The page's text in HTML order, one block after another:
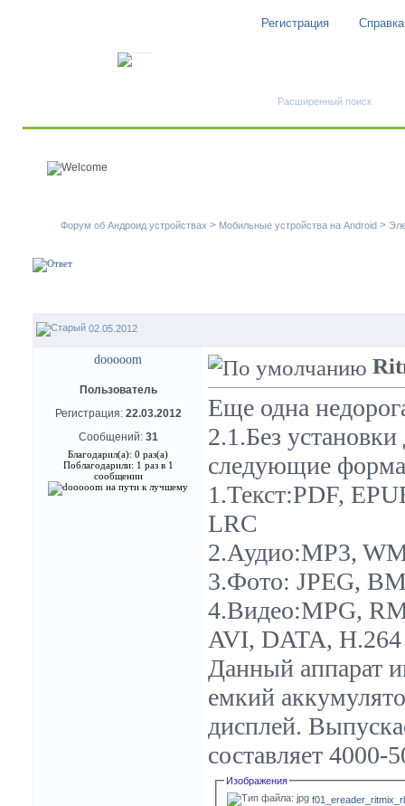
Регистрация Справка
Расширенный поиск
Форум об Андроид устройствах > Мобильные устройства на Android >
02.05.2012
dooooom
Пользователь
Регистрация: 22.03.2012
Сообщений: 31
Благодарил(а): 0 раз(а)
Поблагодарили: 1 раз в 1
сообщении
Еще одна
2.1.Без
следующие
1.Текст:PDF,
LRC
2.Аудио:MP3,
3.Фото: JPEG,
4.Видео:MPG,
AVI, DATA, H.264
Данный аппарат
емкий
дисплей.
составляет 4000-
Изображения